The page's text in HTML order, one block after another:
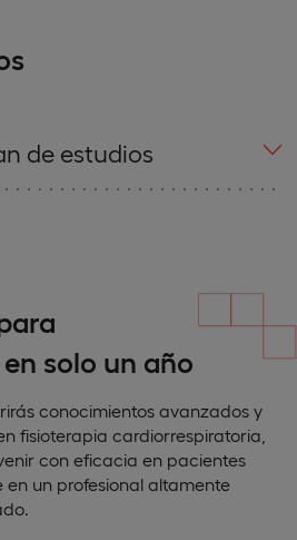
de estudios
solo un año
conocimientos avanzados y
fisioterapia cardiorrespiratoria,
con eficacia en pacientes
un profesional altamente